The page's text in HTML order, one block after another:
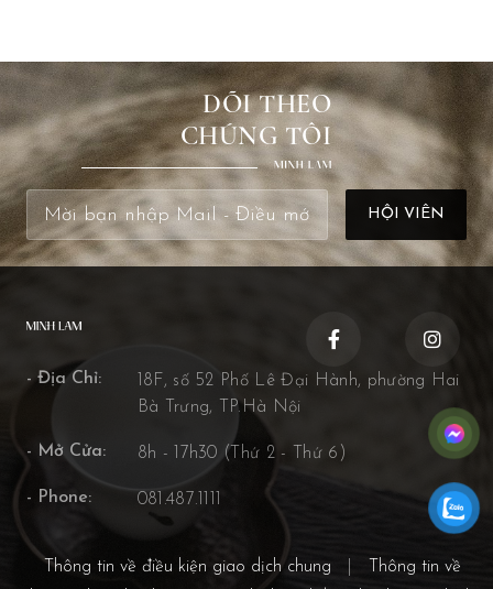
DÕI THEO
CHÚNG TÔI
- Địa Chỉ:
18F, số 52 Phố Lê Đại Hành, phường Hai
Bà Trưng, TP.Hà Nội
- Mở Cửa: 8h - 17h30 (Thứ 2 - Thứ 6)
- Phone: 081.487.1111
Thông tin về điều kiện giao dịch chung
Thông tin về